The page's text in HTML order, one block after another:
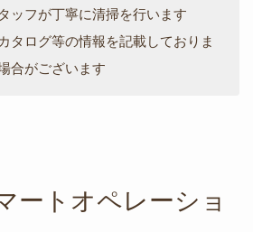
ッフが丁寧に清掃を行います
タログ等の情報を記載しておりま
合がございます
ートオペレーショ